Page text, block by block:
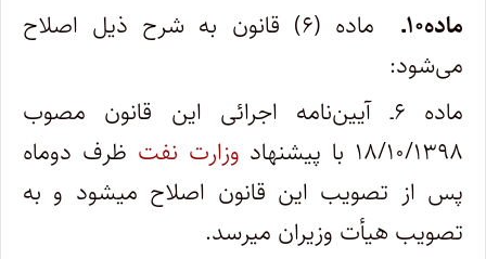
ماده۱۰ـ
ماده (۶) قانون به شرح ذیل اصلاح
می‌شود:
ماده ۶ـ آیین‌نامه اجرائی این قانون مصوب
۱۸/۱۰/۱۳۹۸ با پیشنهاد
وزارت نفت ظرف دوماه
پس از تصویب این قانون اصلاح می­شود و به
تصویب هیأت وزیران می­رسد.